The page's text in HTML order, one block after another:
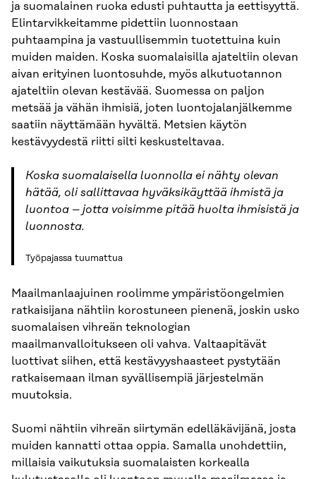
ja suomalainen ruoka edusti puhtautta ja eettisyyttä.
Elintarvikkeitamme pidettiin luonnostaan
puhtaampina ja vastuullisemmin tuotettuina kuin
muiden maiden. Koska suomalaisilla ajateltiin olevan
aivan erityinen luontosuhde, myös alkutuotannon
ajateltiin olevan kestävää. Suomessa on paljon
metsää ja vähän ihmisiä, joten luontojalanjälkemme
saatiin näyttämään hyvältä. Metsien käytön
kestävyydestä riitti silti keskusteltavaa.
Koska suomalaisella luonnolla ei nähty olevan
hätää, oli sallittavaa hyväksikäyttää ihmistä ja
luontoa – jotta voisimme pitää huolta ihmisistä ja
luonnosta.
Työpajassa tuumattua
Maailmanlaajuinen roolimme ympäristöongelmien
ratkaisijana nähtiin korostuneen pienenä, joskin usko
suomalaisen vihreän teknologian
maailmanvalloitukseen oli vahva. Valtaapitävät
luottivat siihen, että kestävyyshaasteet pystytään
ratkaisemaan ilman syvällisempiä järjestelmän
muutoksia.
Suomi nähtiin vihreän siirtymän edelläkävijänä, josta
muiden kannatti ottaa oppia. Samalla unohdettiin,
millaisia vaikutuksia suomalaisten korkealla